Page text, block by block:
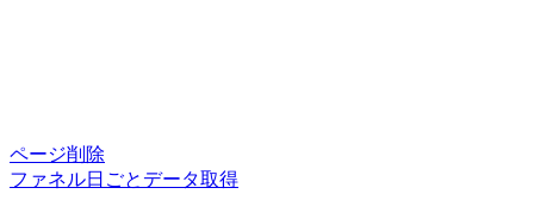
ページ削除
ファネル日ごとデータ取得